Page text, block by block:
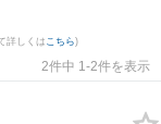
詳しくは こちら)
2件中 1-2件を表示